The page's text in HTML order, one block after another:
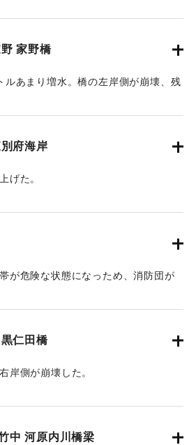
年8月9日朝刊7面】
家野橋
ルあまり増水。橋の左岸側が崩壊、残
府海岸
げた。
が危険な状態になっため、消防団が
仁田橋
岸側が崩壊した。
中 河原内川橋梁